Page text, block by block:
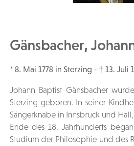
Gänsbacher,
* 8. Mai 1778 in Sterzing - † 13. Juli
Johann Baptist Gänsbacher
Sterzing geboren. In seiner
Sängerknabe in Innsbruck und
Ende des 18. Jahrhunderts
Studium der Philosophie und des